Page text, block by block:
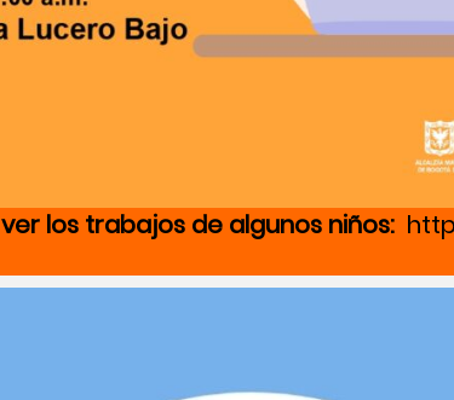
los trabajos de algunos niños: